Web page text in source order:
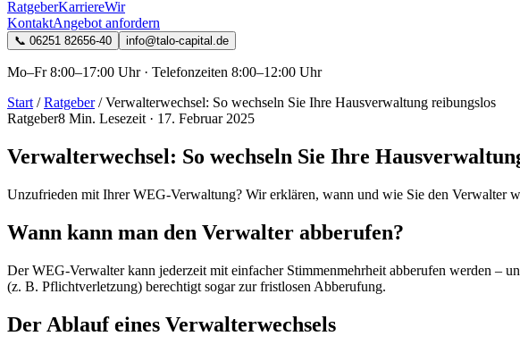
RatgeberKarriereWir
KontaktAngebot anfordern
📞 06251 82656-40 info@talo-capital.de
Mo–Fr 8:00–17:00 Uhr · Telefonzeiten 8:00–12:00 Uhr
Start / Ratgeber/ Verwalterwechsel: So wechseln Sie Ihre Hausverwaltung reibungslos
Ratgeber8 Min. Lesezeit · 17. Februar 2025
Verwalterwechsel: So wechseln Sie Ihre
Unzufrieden mit Ihrer WEG-Verwaltung? Wir erklären, wann und wie Sie den Verwalter
Wann kann man den Verwalter abberufen?
Der WEG-Verwalter kann jederzeit mit einfacher Stimmenmehrheit abberufen werden –
(z. B. Pflichtverletzung) berechtigt sogar zur fristlosen Abberufung.
Der Ablauf eines Verwalterwechsels